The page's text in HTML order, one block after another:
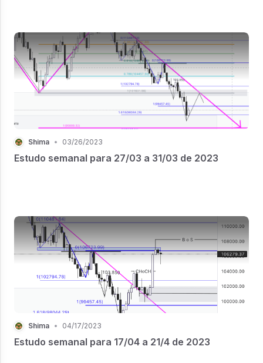
Shima • 03/26/2023
Estudo semanal para 27/03 a 31/03 de 2023
Shima • 04/17/2023
Estudo semanal para 17/04 a 21/4 de 2023